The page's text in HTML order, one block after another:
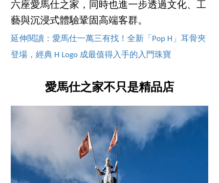
六座愛馬仕之家，同時也進一步透過文化、工
藝與沉浸式體驗鞏固高端客群。
延伸閱讀：愛馬仕一萬三有找！全新「Pop H」耳骨夾
登場，經典 H Logo 成最值得入手的入門珠寶
愛馬仕之家不只是精品店